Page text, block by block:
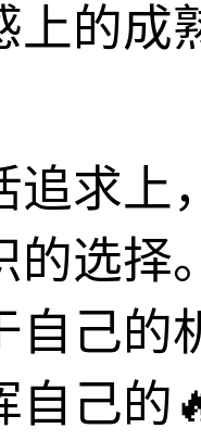
上的成
追求上
的选择
自己的
自己的